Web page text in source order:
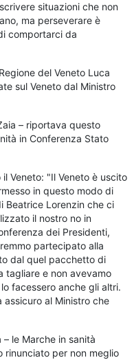
situazioni che non
ma perseverare è
comportarci da
del Veneto Luca
sul Veneto dal Ministro
– riportava questo
in Conferenza Stato
Veneto: "Il Veneto è uscito
in questo modo di
Beatrice Lorenzin che ci
il nostro no in
dei Presidenti,
partecipato alla
dal quel pacchetto di
tagliare e non avevamo
facessero anche gli altri.
assicuro al Ministro che
le Marche in sanità
rinunciato per non meglio